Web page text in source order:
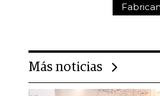
Más noticias